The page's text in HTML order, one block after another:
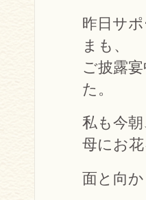
昨日サ
まも、
ご披露
た。
私も今
母にお
面と向